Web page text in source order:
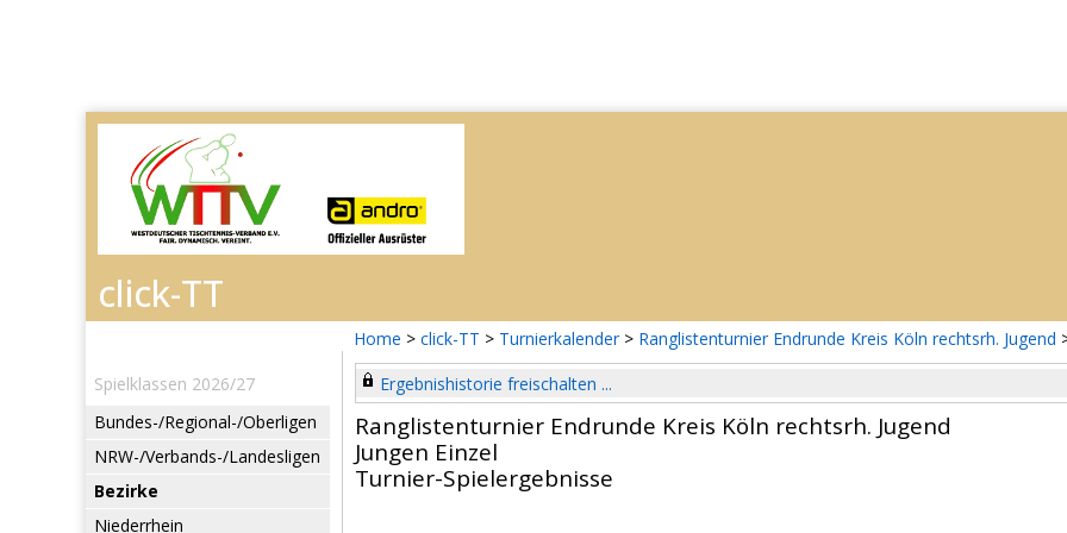
Home > click-TT > Turnierkalender > Ranglistenturnier Endrunde Kreis Köln rechtsrh. Jugend
Spielklassen 2026/27
Bundes-/Regional-/Oberligen
NRW-/Verbands-/Landesligen
Bezirke
Niederrhein
Ergebnishistorie freischalten ...
Ranglistenturnier Endrunde Kreis Köln rechtsrh. Jugend
Jungen Einzel
Turnier-Spielergebnisse